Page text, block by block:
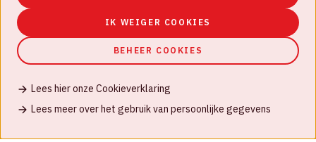
IK WEIGER COOKIES
BEHEER COOKIES
Lees hier onze Cookieverklaring
Lees meer over het gebruik van persoonlijke gegevens